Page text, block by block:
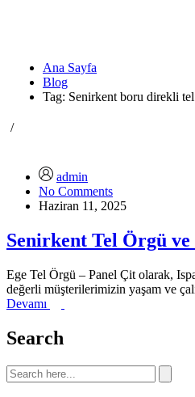
Ana Sayfa
Blog
Tag: Senirkent boru direkli
/
admin
No Comments
Haziran 11, 2025
Senirkent Tel Örgü
Ege Tel Örgü – Panel Çit olarak,
değerli müşterilerimizin yaşam ve
Devamı
Search